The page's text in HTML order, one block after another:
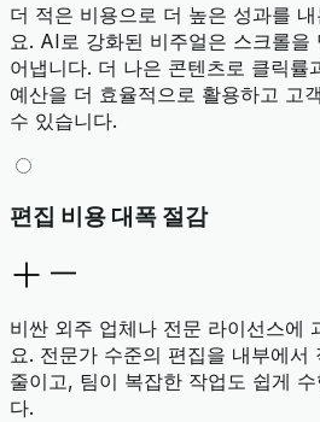
더 적은 비용으로 더 높은 성과를
요. AI로 강화된 비주얼은 스크롤을
어냅니다. 더 나은 콘텐츠로 클릭률
예산을 더 효율적으로 활용하고 고
수 있습니다.
편집 비용 대폭 절감
비싼 외주 업체나 전문 라이선스에
요. 전문가 수준의 편집을 내부에서
줄이고, 팀이 복잡한 작업도 쉽게
다.